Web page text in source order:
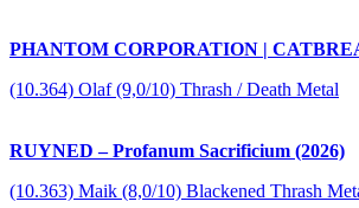
PHANTOM CORPORATION |
(10.364) Olaf (9,0/10) Thrash / Death Metal
RUYNED – Profanum Sacrificium (2026)
(10.363) Maik (8,0/10) Blackened Thrash